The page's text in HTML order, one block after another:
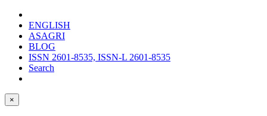
ENGLISH
ASAGRI
BLOG
ISSN 2601-8535, ISSN-L 2601-8535
Search
×